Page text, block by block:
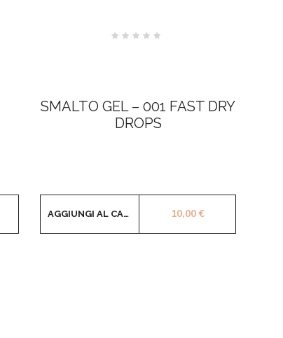
SMALTO GEL – 001 FAST DRY
DROPS
10,00€
AGGIUNGI AL CARRELLO